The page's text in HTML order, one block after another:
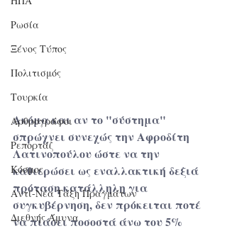
Ρωσία
Ξένος Τύπος
Πολιτισμός
Τουρκία
Αρθρογράφοι
Ρεπορτάζ
Κόσμος
Αντί-Νέα Τάξη Πραγμάτων
Διεθνής Άμυνα
Ακόμα και αν το "σύστημα"
σπρώχνει συνεχώς την Αφροδίτη
Λατινοπούλου ώστε να την
καθιερώσει ως εναλλακτική δεξιά
πρόταση κατάλληλη για
συγκυβέρνηση, δεν πρόκειται ποτέ
να πιάσει ποσοστά άνω του 5%